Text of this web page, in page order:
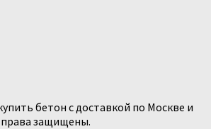
бетон с доставкой по Москве и
права защищены.